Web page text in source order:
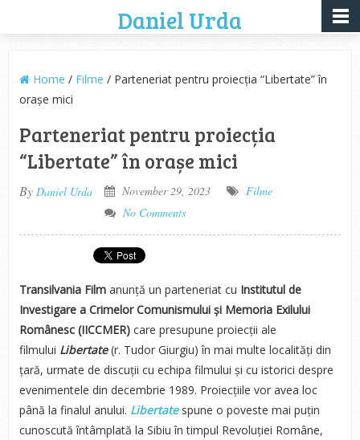
Daniel Urda
Home / Filme / Parteneriat pentru proiecția “Libertate” în
orașe mici
Parteneriat pentru proiecția
“Libertate” în orașe mici
By Daniel Urda November 29, 2023
Filme
No Comments
Transilvania Filmanunță un parteneriat cu Institutul de
Investigare a Crimelor Comunismului și Memoria Exilului
Românesc (IICCMER) care presupune proiecții ale
filmului Libertate(r. Tudor Giurgiu) în mai multe localități din
țară, urmate de discuții cu echipa filmului și cu istorici despre
evenimentele din decembrie 1989. Proiecțiile vor avea loc
până la finalul anului. Libertatespune o poveste mai puțin
cunoscută întâmplată la Sibiu în timpul Revoluției Române,